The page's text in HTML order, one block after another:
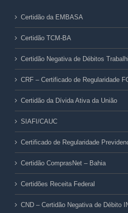
Certidão da EMBASA
Certidão TCM-BA
Certidão Negativa de Débitos
CRF – Certificado de Regularidade
Certidão da Dívida Ativa da União
SIAFI/CAUC
Certificado de Regularidade
Certidão ComprasNet – Bahia
Certidões Receita Federal
CND – Certidão Negativa de Débito